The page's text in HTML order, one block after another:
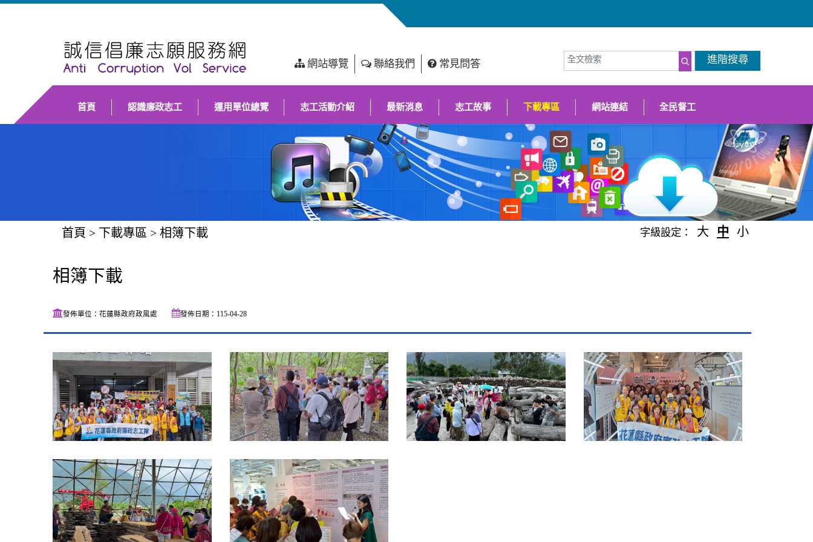
網站導覽 聯絡我們 常見問答 全文檢索 搜尋 進階搜尋（另開新視窗
首頁 認識廉政志工 運用單位總覽 志工活動介紹 最新消息 志工故事 下載專區 網站連結 全民督工
首頁 > 下載專區 > 相簿下載 字級設定： 大 中 小
相簿下載
發佈單位：花蓮縣政府政風處 發佈日期：115-04-28